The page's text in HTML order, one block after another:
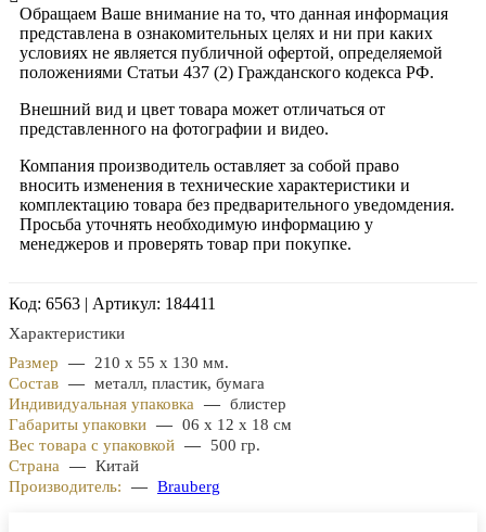
Обращаем Ваше внимание на то, что данная информация
представлена в ознакомительных целях и ни при каких
условиях не является публичной офертой, определяемой
положениями Статьи 437 (2) Гражданского кодекса РФ.
Внешний вид и цвет товара может отличаться от
представленного на фотографии и видео.
Компания производитель оставляет за собой право
вносить изменения в технические характеристики и
комплектацию товара без предварительного уведомдения.
Просьба уточнять необходимую информацию у
менеджеров и проверять товар при покупке.
Код: 6563 | Артикул: 184411
Характеристики
Размер
—
210 х 55 х 130 мм.
Состав — металл, пластик, бумага
Индивидуальная упаковка
— блистер
Габариты упаковки — 06 х 12 х 18 см
Вес товара с упаковкой —
500 гр.
Страна
— Китай
Производитель:
— Brauberg